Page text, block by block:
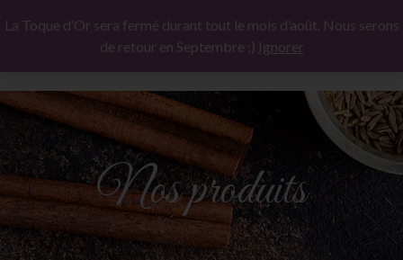
Nos produits
La Toque d’Or sera fermé durant tout le mois d’août. Nous serons
de retour en Septembre ;) Ignorer